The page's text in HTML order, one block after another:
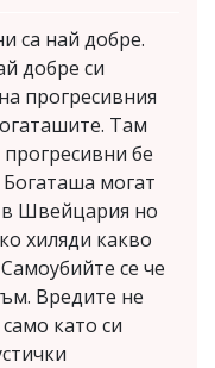
са най добре.
добре си
прогресивния
Там
бе
могат
в Швейцария но
хиляди какво
се че
Вредите не
като си